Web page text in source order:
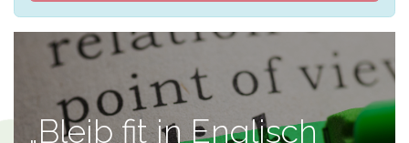
„Bleib fit in Englisch